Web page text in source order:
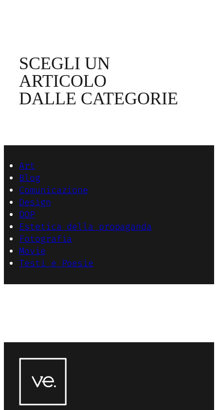
SCEGLI UN
ARTICOLO
DALLE CATEGORIE
Art
Blog
Comunicazione
Design
DOP
Estetica della propaganda
Fotografia
Movie
Testi e Poesie